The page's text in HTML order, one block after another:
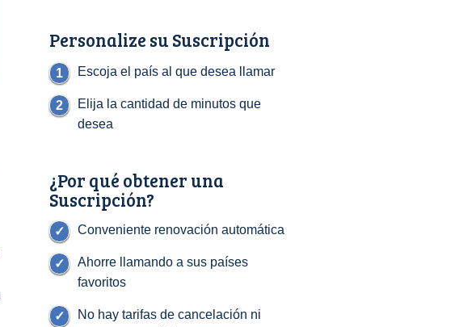
Personalize su Suscripción
Escoja el país al que desea llamar
Elija la cantidad de minutos que
desea
¿Por qué obtener una
Suscripción?
Conveniente renovación automática
Ahorre llamando a sus países
favoritos
No hay tarifas de cancelación ni